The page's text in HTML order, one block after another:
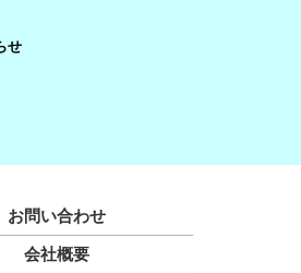
せ
お問い合わせ
会社概要